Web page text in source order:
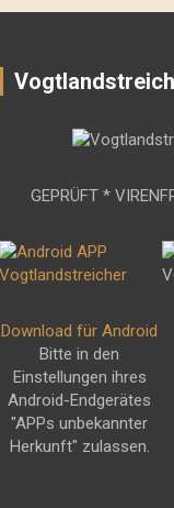
GEPRÜFT *
Download für Android
Bitte in den
Einstellungen ihres
Android-Endgerätes
"APPs unbekannter
Herkunft" zulassen.